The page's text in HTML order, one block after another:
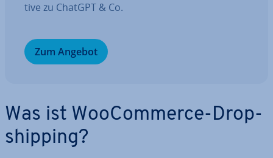
ti­ve zu ChatGPT & Co.
Zum Angebot
Was ist Woo­Com­mer­ce-Drop­
ship­ping?